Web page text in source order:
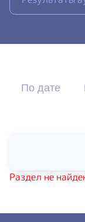
По дате
Раздел не